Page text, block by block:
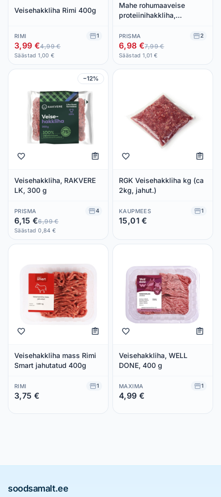
Veisehakkliha Rimi 400g
RIMI 1
3,99 €4,99 €
Säästad 1,00 €
Mahe rohumaaveise
proteiinihakkliha,
PRISMA 2
6,98 €7,99 €
Säästad 1,01 €
−12%
Veisehakkliha, RAKVERE
LK, 300 g
PRISMA 4
6,15 €6,99 €
Säästad 0,84 €
RGK Veisehakkliha kg (ca
2kg, jahut.)
KAUPMEES 1
15,01 €
Veisehakkliha mass Rimi
Smart jahutatud 400g
RIMI 1
3,75 €
Veisehakkliha, WELL
DONE, 400 g
MAXIMA 1
4,99 €
soodsamalt.ee